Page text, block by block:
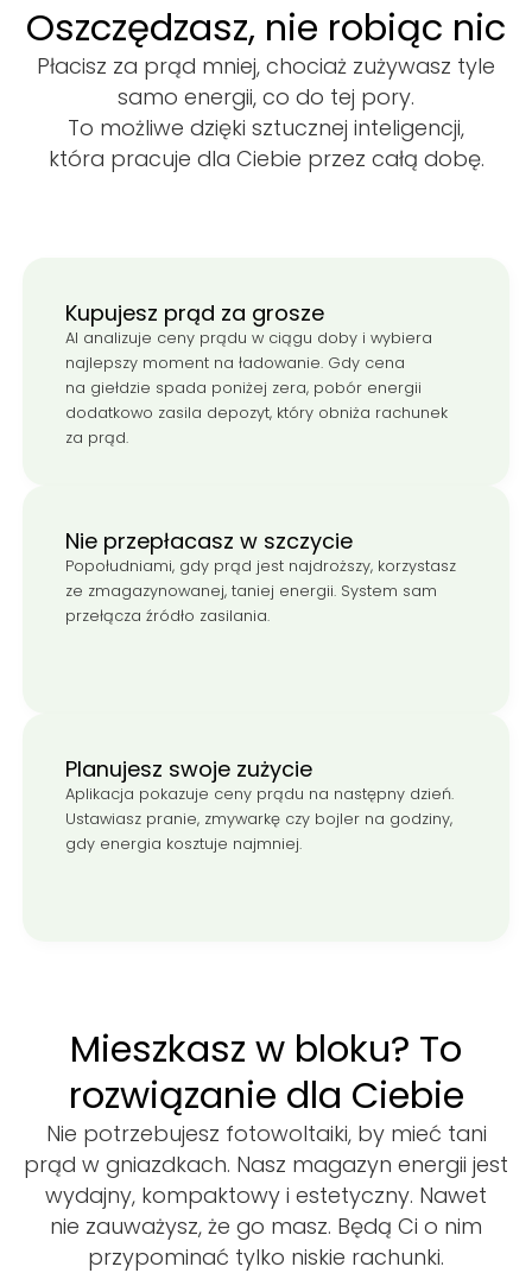
Oszczędzasz, nie robiąc nic
Płacisz za prąd mniej, chociaż zużywasz tyle
samo energii, co do tej pory.
To możliwe dzięki sztucznej inteligencji,
która pracuje dla Ciebie przez całą dobę.
Kupujesz prąd za grosze
AI analizuje ceny prądu w ciągu doby i wybiera
najlepszy moment na ładowanie. Gdy cena
na giełdzie spada poniżej zera, pobór energii
dodatkowo zasila depozyt, który obniża rachunek
za prąd.
Nie przepłacasz w szczycie
Popołudniami, gdy prąd jest najdroższy, korzystasz
ze zmagazynowanej, taniej energii. System sam
przełącza źródło zasilania.
Planujesz swoje zużycie
Aplikacja pokazuje ceny prądu na następny dzień.
Ustawiasz pranie, zmywarkę czy bojler na godziny,
gdy energia kosztuje najmniej.
Mieszkasz w bloku? To
rozwiązanie dla Ciebie
Nie potrzebujesz fotowoltaiki, by mieć tani
prąd w gniazdkach. Nasz magazyn energii jest
wydajny, kompaktowy i estetyczny. Nawet
nie zauważysz, że go masz. Będą Ci o nim
przypominać tylko niskie rachunki.